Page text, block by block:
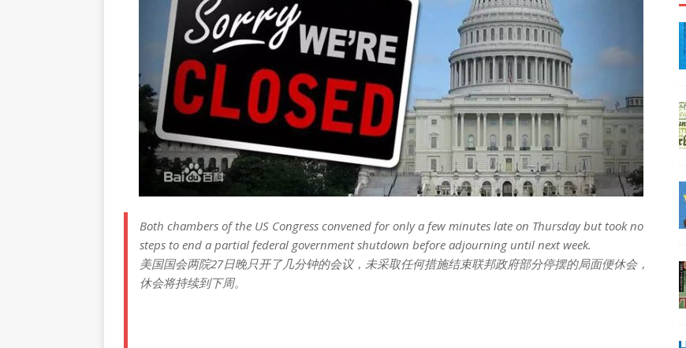
Both chambers of the US Congress convened for only a few minutes late on Thursday but took no
steps to end a partial federal government shutdown before adjourning until next week.
美国国会两院27日晚只开了几分钟的会议，未采取任何措施结束联邦政府部分停摆的局面便休会，
休会将持续到下周。